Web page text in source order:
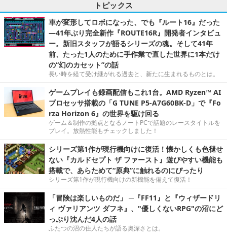
トピックス
車が変形してロボになった、でも『ルート16』だった
―41年ぶり完全新作『ROUTE16R』開発者インタビュ
ー。新旧スタッフが語るシリーズの魂。そして41年
前、たった1人のために手作業で直した世界に1本だけ
の“幻のカセット”の話
長い時を経て受け継がれる過去と、新たに生まれるものとは。
ゲームプレイも録画配信もこれ1台。AMD Ryzen™ AI
プロセッサ搭載の「G TUNE P5-A7G60BK-D」で『Fo
rza Horizon 6』の世界を駆け回る
ゲーム＆制作の拠点となるノートPCで話題のレースタイトルを
プレイ。放熱性能もチェックしました！
シリーズ第1作が現行機向けに復活！懐かしくも色褪せ
ない『カルドセプト ザ ファースト』遊びやすい機能も
搭載で、あらためて“原典”に触れるのにぴったり
シリーズ第1作が現行機向けの新機能を備えて復活！
「冒険は楽しいものだ」 ─『FF11』と『ウィザードリ
ィ ヴァリアンツ ダフネ』、"優しくないRPG"の沼にど
っぷり沈んだ4人の話
ふたつの沼の住人たちが語る奥深さとは。